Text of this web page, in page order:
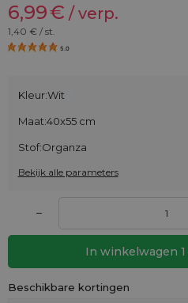
6,99€ / verp.
1,40 € / st.
5.0
Kleur:Wit
Maat:40x55 cm
Stof:Organza
Bekijk alle parameters
–
In winkelwagen 1
Beschikbare kortingen